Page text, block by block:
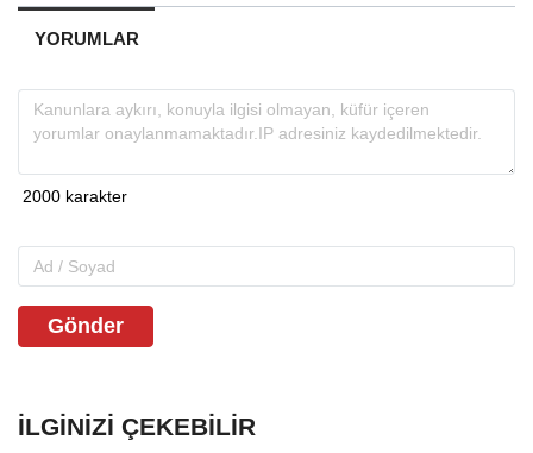
YORUMLAR
Gönder
İLGINIZI ÇEKEBILIR